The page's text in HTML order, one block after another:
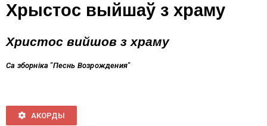
Хрыстос выйшаў з храму
Христос вийшов з храму
Са зборніка "Песнь Возрождения"
АКОРДЫ